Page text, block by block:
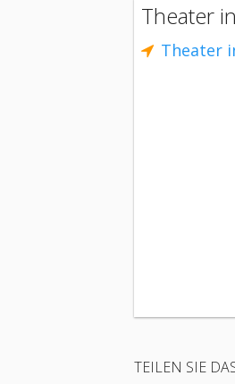
Theater
Theater
TEILEN SIE